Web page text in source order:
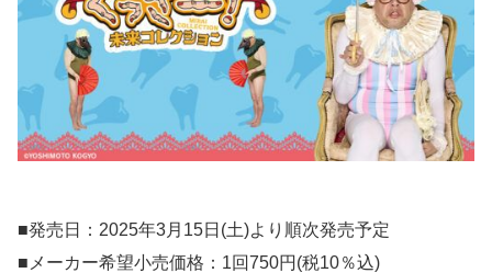
■発売日：2025年3月15日(土)より順次発売予定
■メーカー希望小売価格：1回750円(税10％込)